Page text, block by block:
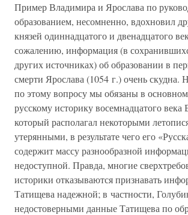
Пример Владимира и Ярослава по
образованием, несомненно, вдохновил
князей одиннадцатого и двенадцатого
сожалению, информация (в
других источниках) об образовании в
смерти Ярослава (1054 г.) очень
по этому вопросу мы обязаны в
русскому историку восемнадцатого
который располагал некоторыми
утерянными, в результате чего его
содержит массу разнообразной
недоступной. Правда, многие
историки отказываются признавать
Татищева надежной; в частности,
недостоверными данные Татищева по